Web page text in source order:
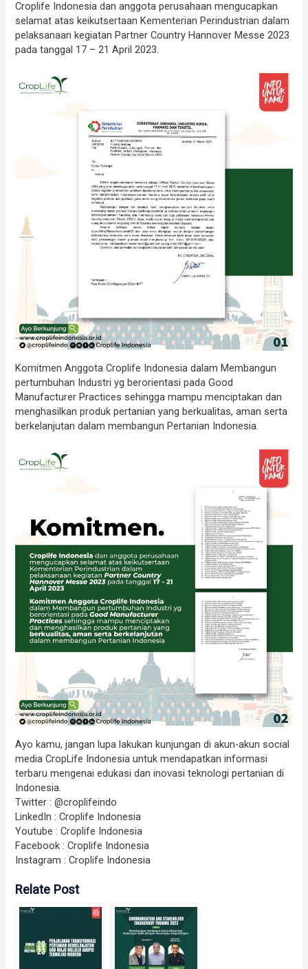
Croplife Indonesia dan anggota perusahaan mengucapkan
selamat atas keikutsertaan Kementerian Perindustrian dalam
pelaksanaan kegiatan Partner Country Hannover Messe 2023
pada tanggal 17 – 21 April 2023.
Komitmen Anggota Croplife Indonesia dalam Membangun
pertumbuhan Industri yg berorientasi pada Good
Manufacturer Practices sehingga mampu menciptakan dan
menghasilkan produk pertanian yang berkualitas, aman serta
berkelanjutan dalam membangun Pertanian Indonesia.
Ayo kamu, jangan lupa lakukan kunjungan di akun-akun social
media CropLife Indonesia untuk mendapatkan informasi
terbaru mengenai edukasi dan inovasi teknologi pertanian di
Indonesia.
Twitter : @croplifeindo
LinkedIn : Croplife Indonesia
Youtube : Croplife Indonesia
Facebook : Croplife Indonesia
Instagram : Croplife Indonesia
Relate Post